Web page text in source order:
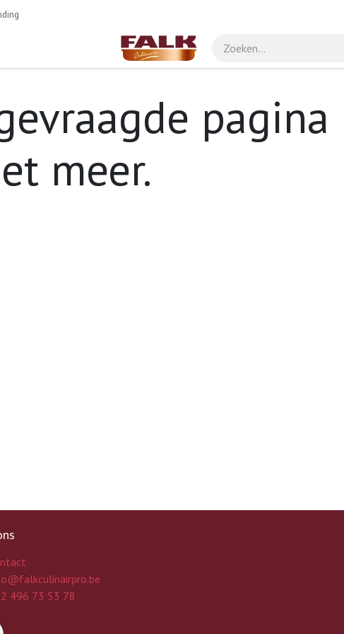
meer.
496 73 53 78